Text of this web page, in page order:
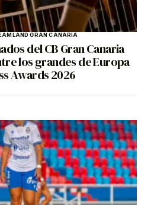
GRAN CANARIA
del CB Gran Canaria
los grandes de Europa
Awards 2026